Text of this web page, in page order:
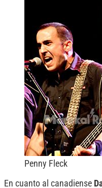
Penny Fleck
En cuanto al canadiense